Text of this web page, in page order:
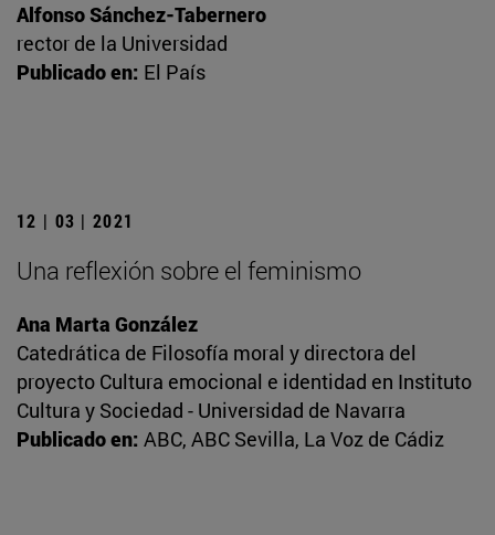
Alfonso Sánchez-Tabernero
rector de la Universidad
Publicado en: El País
12 | 03 | 2021
Una reflexión sobre el feminismo
Ana Marta González
Catedrática de Filosofía moral y directora del
proyecto Cultura emocional e identidad en Instituto
Cultura y Sociedad - Universidad de Navarra
Publicado en: ABC, ABC Sevilla, La Voz de Cádiz